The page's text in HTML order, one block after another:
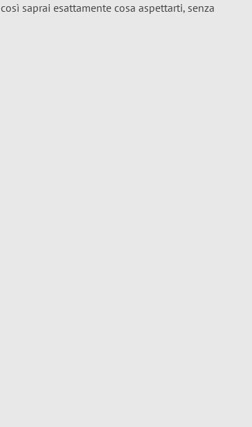
così saprai esattamente cosa aspettarti, senza